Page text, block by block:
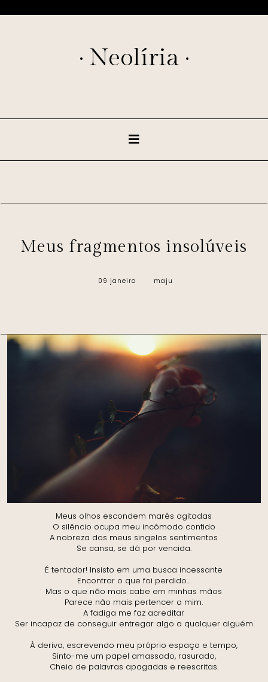
· Neolíria ·
Meus fragmentos insolúveis
09 janeiro maju
Meus olhos escondem marés agitadas
O silêncio ocupa meu incômodo contido
A nobreza dos meus singelos sentimentos
Se cansa, se dá por vencida.
É tentador! Insisto em uma busca incessante
Encontrar o que foi perdido...
Mas o que não mais cabe em minhas mãos
Parece não mais pertencer a mim.
A fadiga me faz acreditar
Ser incapaz de conseguir entregar algo a qualquer alguém
À deriva, escrevendo meu próprio espaço e tempo,
Sinto-me um papel amassado, rasurado,
Cheio de palavras apagadas e reescritas.